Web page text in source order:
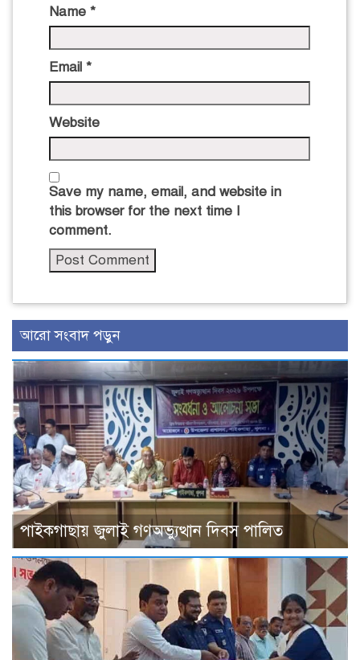
Name *
Email *
Website
Save my name, email, and website in
this browser for the next time I
comment.
আরো সংবাদ পড়ুন
পাইকগাছায় জুলাই গণঅভ্যুত্থান দিবস পালিত